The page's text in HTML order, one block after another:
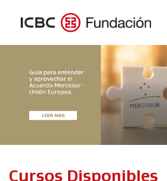
Cursos Disponibles